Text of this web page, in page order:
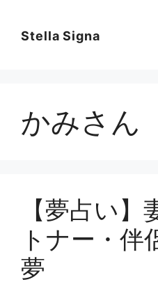
Stella Signa
かみさん
【夢占い
トナー・伴
夢